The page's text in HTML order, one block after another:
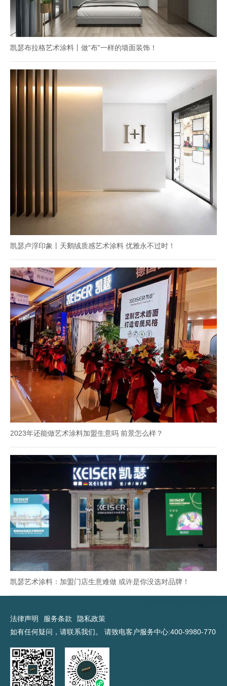
凯瑟布拉格艺术涂料丨做“布”一样的墙面装饰！
凯瑟卢浮印象丨天鹅绒质感艺术涂料 优雅永不过时！
2023年还能做艺术涂料加盟生意吗 前景怎么样？
凯瑟艺术涂料：加盟门店生意难做 或许是你没选对品牌！
法律声明 服务条款
隐私政策
如有任何疑问，请联系我们。 请致电客户服务中心:400-9980-770